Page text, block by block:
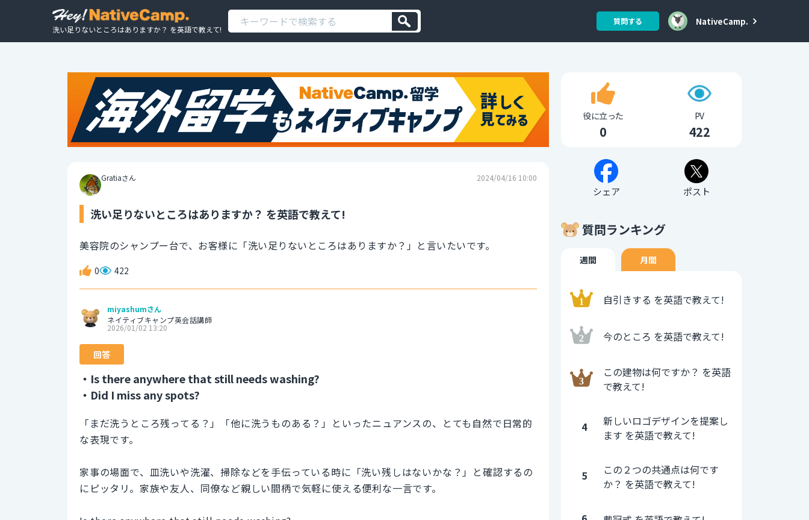
洗い足りないところはありますか？ を英語で教えて!
質問する NativeCamp.
Gratiaさん 2024/04/16 10:00
洗い足りないところはありますか？ を英語で教えて!
美容院のシャンプー台で、お客様に「洗い足りないところはありますか？」と言いたいです。
0 422
miyashumさん
ネイティブキャンプ英会話講師
2026/01/02 13:20
回答
・Is there anywhere that still needs washing?
・Did I miss any spots?
「まだ洗うところ残ってる？」「他に洗うものある？」といったニュアンスの、とても自然で日常的
な表現です。
家事の場面で、皿洗いや洗濯、掃除などを手伝っている時に「洗い残しはないかな？」と確認するの
にピッタリ。家族や友人、同僚など親しい間柄で気軽に使える便利な一言です。
役に立った
0
PV
422
シェア ポスト
質問ランキング
週間 月間
自引きする を英語で教えて!
今のところ を英語で教えて!
この建物は何ですか？ を英語
で教えて!
4
新しいロゴデザインを提案し
ます を英語で教えて!
5
この２つの共通点は何です
か？ を英語で教えて!